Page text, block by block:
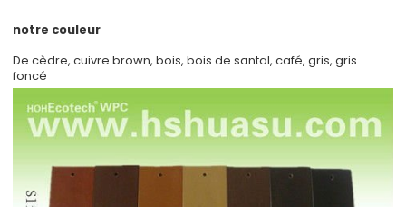
notre couleur
De cèdre, cuivre brown, bois, bois de santal, café, gris, gris
foncé